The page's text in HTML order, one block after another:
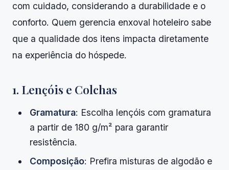
com cuidado, considerando a durabilidade e o
conforto. Quem gerencia enxoval hoteleiro sabe
que a qualidade dos itens impacta diretamente
na experiência do hóspede.
1. Lençóis e Colchas
Gramatura: Escolha lençóis com gramatura
a partir de 180 g/m² para garantir
resistência.
Composição: Prefira misturas de algodão e